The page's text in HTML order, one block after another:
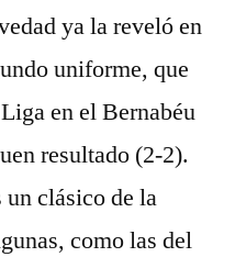
ya la reveló en
uniforme, que
en el Bernabéu
resultado (2-2).
clásico de la
como las del